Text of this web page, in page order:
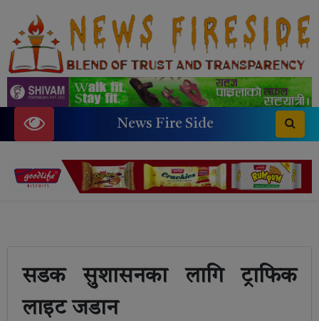
News Fire Side
सडक सुशासनका लागि ट्राफिक
लाइट जडान